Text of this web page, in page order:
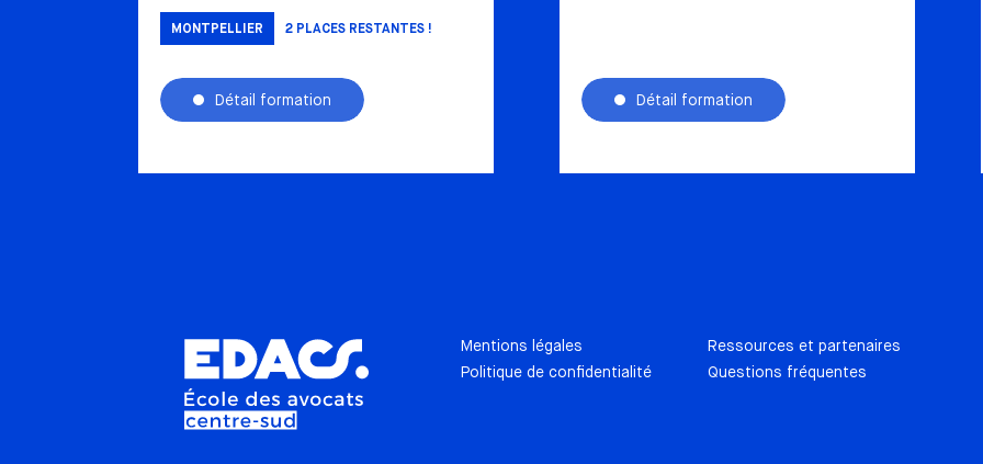
MONTPELLIER 2 PLACES RESTANTES !
Détail formation Détail formation
Mentions légales
Politique de confidentialité
Ressources et partenaires
Questions fréquentes